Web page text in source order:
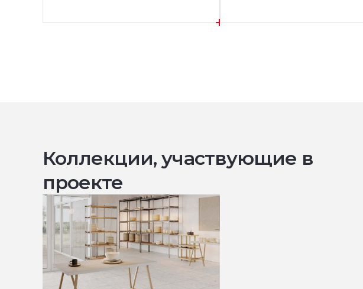
Коллекции, участвующие в
проекте